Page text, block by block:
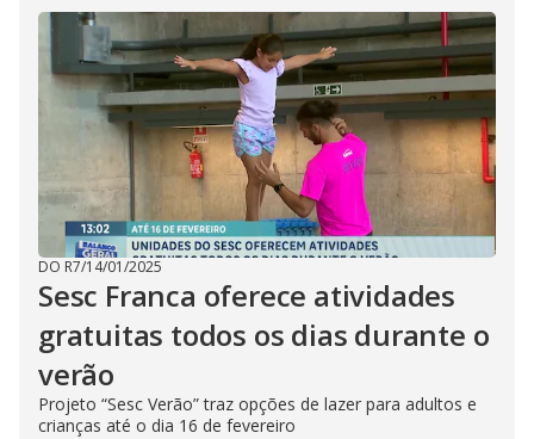
DO R7/14/01/2025
Sesc Franca oferece atividades
gratuitas todos os dias durante o
verão
Projeto “Sesc Verão” traz opções de lazer para adultos e
crianças até o dia 16 de fevereiro